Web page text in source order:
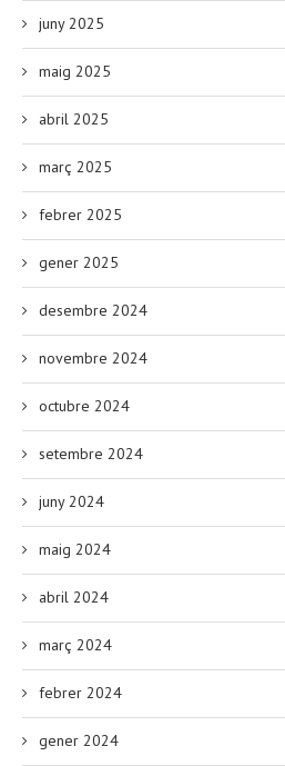
juny 2025
maig 2025
abril 2025
març 2025
febrer 2025
gener 2025
desembre 2024
novembre 2024
octubre 2024
setembre 2024
juny 2024
maig 2024
abril 2024
març 2024
febrer 2024
gener 2024